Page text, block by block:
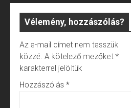
Vélemény, hozzászólás?
Az e-mail címet nem tesszük
közzé. A kötelező mezőket *
karakterrel jelöltük
Hozzászólás *